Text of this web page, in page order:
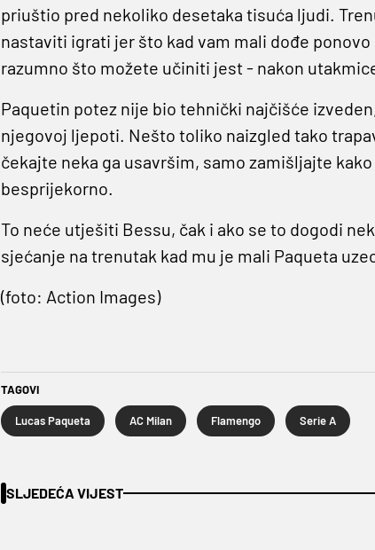
priuštio pred nekoliko desetaka tisuća ljudi.
nastaviti igrati jer što kad vam mali dođe
razumno što možete učiniti jest - nakon
Paquetin potez nije bio tehnički najčišće
njegovoj ljepoti. Nešto toliko naizgled tako
čekajte neka ga usavršim, samo zamišljajte
besprijekorno.
To neće utješiti Bessu, čak i ako se to dogodi
sjećanje na trenutak kad mu je mali Paqueta
(foto: Action Images)
TAGOVI
Lucas Paqueta AC Milan Flamengo Serie A
SLJEDEĆA VIJEST